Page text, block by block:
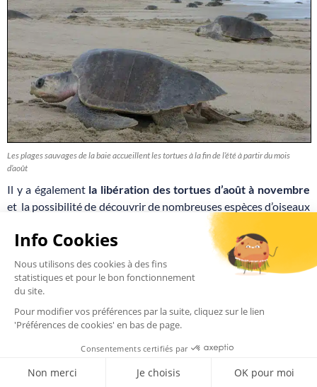
Les plages sauvages de la baie accueillent les tortues à la fin de l’été à partir du mois
d’août
Il y a égalementla libération des tortues d’août à novembre
et la possibilité de découvrir de nombreuses espèces d’oiseaux
exotiques dans la réserve naturelle protégée de l’estuaire « El
Salado ». Mais aussi dans les parcs nationaux marins : Los
Arcos et Islas Marietas ces lieux sont des sanctuaires de
nombreux oiseaux et espèces marines ou vous pourrez
pratiquer de la plongée ou du snorkeling.